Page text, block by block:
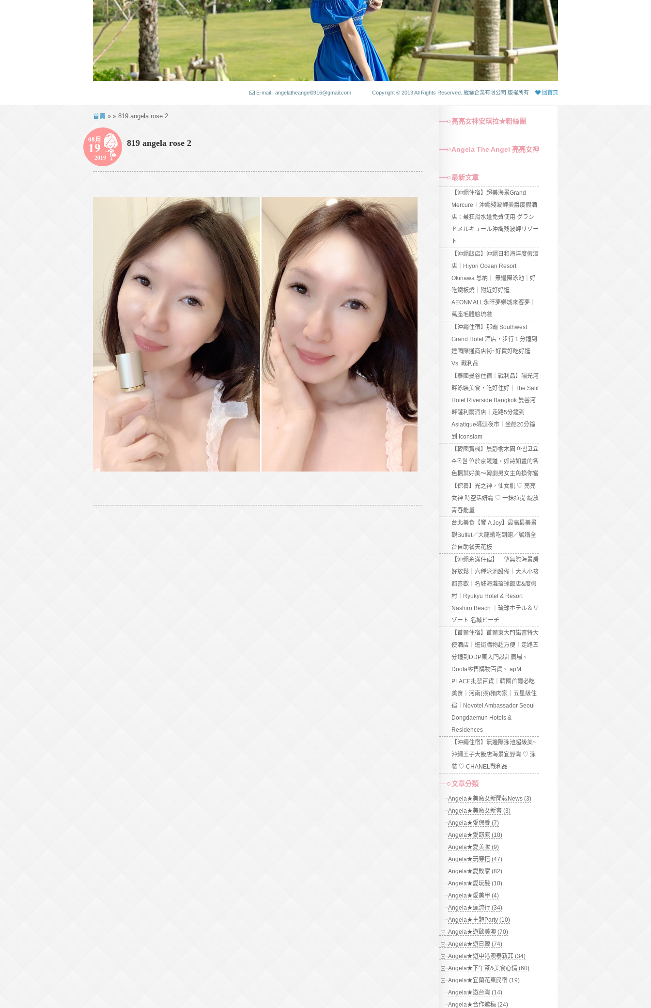
E-mail : angelatheangel0916@gmail.com Copyright © 2013 All Rights Reserved. 崴儷企業有限公司 版權所有 回首頁
首頁 » » 819 angela rose 2
08月
19
2019
819 angela rose 2
亮亮女神安琪拉★粉絲團
Angela The Angel 亮亮女神
最新文章
【沖繩住宿】超美海景Grand
Mercure｜沖繩殘波岬美爵度假酒
店：最狂滑水道免費使用 グラン
ドメルキュール沖縄残波岬リゾー
ト
【沖繩飯店】沖繩日和海洋度假酒
店｜Hiyori Ocean Resort
Okinawa 恩納｜ 無邊際泳池｜好
吃鐵板燒｜附近好好逛
AEONMALL永旺夢樂城來客夢｜
萬座毛體驗琉裝
【沖繩住宿】那霸 Southwest
Grand Hotel 酒店，步行１分鐘到
達國際通商店街~好買好吃好逛
Vs. 戰利品
【泰國曼谷住宿｜戰利品】陽光河
畔泳裝美食，吃好住好｜The Salil
Hotel Riverside Bangkok 曼谷河
畔薩利爾酒店｜走路5分鐘到
Asiatique碼頭夜市｜坐船20分鐘
到 Iconsiam
【韓國賞楓】晨靜樹木園 아침고요
수목원 位於京畿道，如詩如畫的各
色楓葉好美～韓劇男女主角換你當
【保養】光之神，仙女肌 ♡ 亮亮
女神 時空活妍霜 ♡ 一抹拉提 綻放
青春能量
台北美食【饗 A Joy】最高最美景
觀Buffet／大龍蝦吃到飽／號稱全
台自助餐天花板
【沖繩糸滿住宿】一望無際海景房
好放鬆｜六種泳池設備｜大人小孩
都喜歡｜名城海灘琉球飯店&度假
村｜Ryukyu Hotel & Resort
Nashiro Beach ｜琉球ホテル＆リ
ゾート 名城ビーチ
【首爾住宿】首爾東大門諾富特大
使酒店｜逛街購物超方便｜走路五
分鐘到DDP東大門設計廣場、
Doota零售購物百貨、 apM
PLACE批發百貨｜韓國首爾必吃
美食｜河南(張)豬肉家｜五星級住
宿｜Novotel Ambassador Seoul
Dongdaemun Hotels &
Residences
【沖繩住宿】無邊際泳池超級美~
沖繩王子大飯店海景宜野灣 ♡ 泳
裝 ♡ CHANEL戰利品
文章分類
Angela★美魔女新聞報News (3)
Angela★美魔女新書 (3)
Angela★愛保養 (7)
Angela★愛窈窕 (10)
Angela★愛美妝 (9)
Angela★玩穿搭 (47)
Angela★愛敗家 (82)
Angela★愛玩髮 (10)
Angela★愛美甲 (4)
Angela★瘋流行 (34)
Angela★主題Party (10)
Angela★遊歐美澳 (70)
Angela★遊日韓 (74)
Angela★遊中港澳泰新菲 (34)
Angela★下午茶&美食心情 (60)
Angela★宜蘭花東民宿 (19)
Angela★遊台灣 (14)
Angela★合作邀稿 (24)